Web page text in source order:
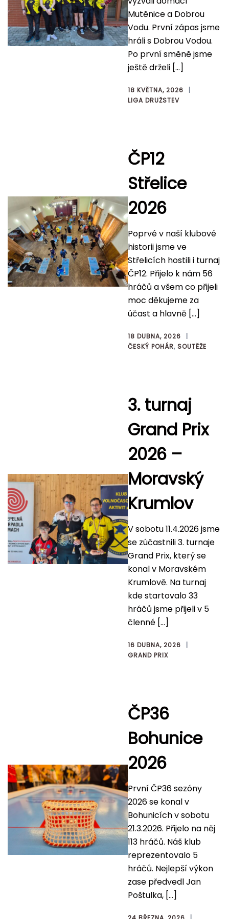
Mutěnice a Dobrou
Vodu. První zápas jsme
hráli s Dobrou Vodou.
Po první směně jsme
ještě drželi […]
18 KVĚTNA, 2026
LIGA DRUŽSTEV
ČP12
Střelice
2026
Poprvé v naší klubové
historii jsme ve
Střelicích hostili i turnaj
ČP12. Přijelo k nám 56
hráčů a všem co přijeli
moc děkujeme za
účast a hlavně […]
18 DUBNA, 2026
ČESKÝ POHÁR, SOUTĚŽE
3. turnaj
Grand Prix
2026 –
Moravský
Krumlov
V sobotu 11.4.2026 jsme
se zúčastnili 3. turnaje
Grand Prix, který se
konal v Moravském
Krumlově. Na turnaj
kde startovalo 33
hráčů jsme přijeli v 5
členné […]
16 DUBNA, 2026
GRAND PRIX
ČP36
Bohunice
2026
První ČP36 sezóny
2026 se konal v
Bohunicích v sobotu
21.3.2026. Přijelo na něj
113 hráčů. Náš klub
reprezentovalo 5
hráčů. Nejlepší výkon
zase předvedl Jan
Poštulka, […]